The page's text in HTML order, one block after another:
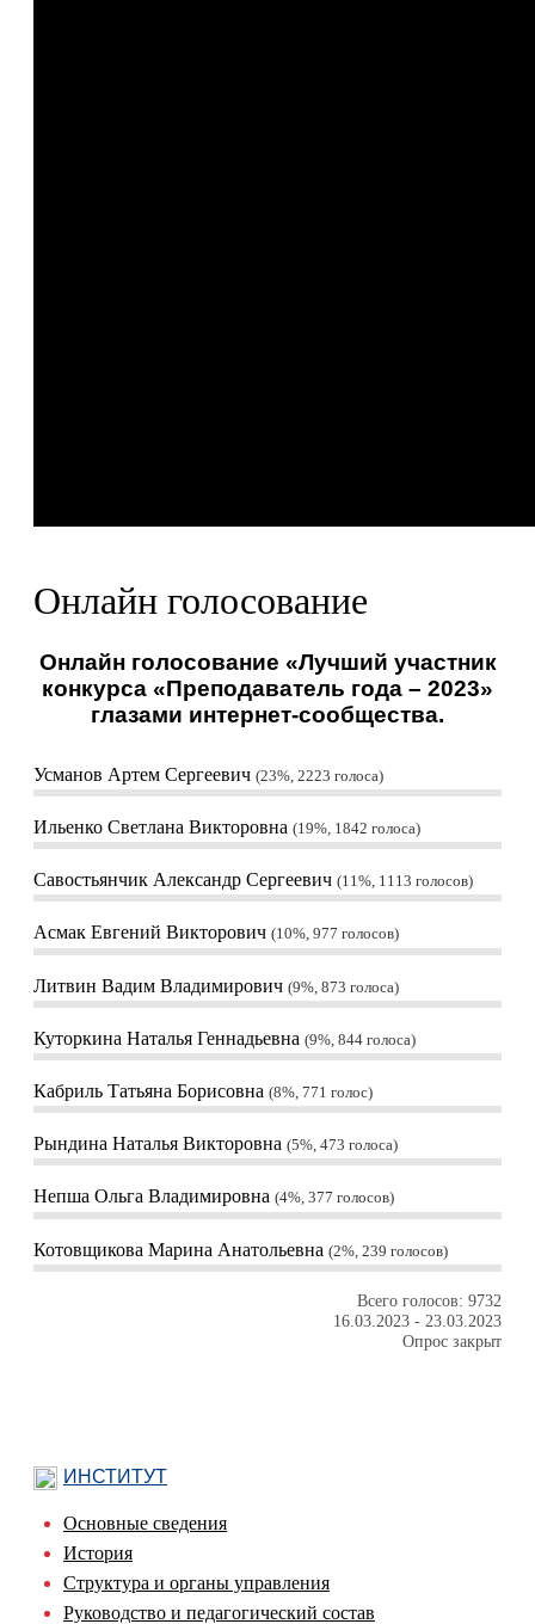
Онлайн голосование
Онлайн голосование «Лучший участник
конкурса «Преподаватель года – 2023»
глазами интернет-сообщества.
Усманов Артем Сергеевич 23%, 2223 голоса
Ильенко Светлана Викторовна 19%, 1842 голоса
Савостьянчик Александр Сергеевич 11%, 1113 голосов
Асмак Евгений Викторович 10%, 977 голосов
Литвин Вадим Владимирович 9%, 873 голоса
Куторкина Наталья Геннадьевна 9%, 844 голоса
Кабриль Татьяна Борисовна 8%, 771 голос
Рындина Наталья Викторовна 5%, 473 голоса
Непша Ольга Владимировна 4%, 377 голосов
Котовщикова Марина Анатольевна 2%, 239 голосов
Всего голосов: 9732
16.03.2023 - 23.03.2023
Опрос закрыт
ИНСТИТУТ
Основные сведения
История
Структура и органы управления
Руководство и педагогический состав